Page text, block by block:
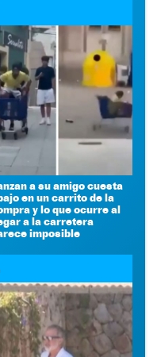
a su amigo cuesta
en un carrito de la
y lo que ocurre al
a la carretera
imposible